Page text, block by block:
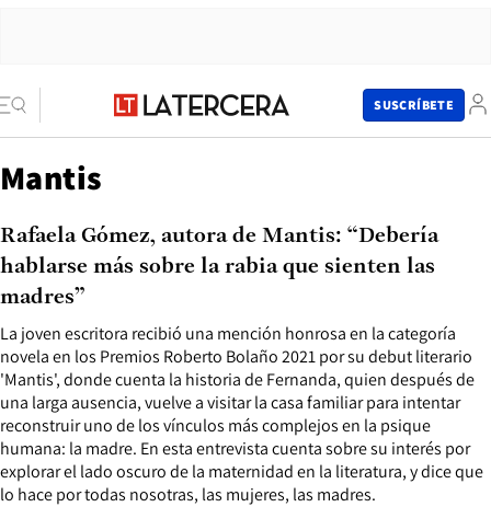
SUSCRÍBETE
Mantis
La joven escritora recibió una mención honrosa en la categoría
novela en los Premios Roberto Bolaño 2021 por su debut literario
'Mantis', donde cuenta la historia de Fernanda, quien después de
una larga ausencia, vuelve a visitar la casa familiar para intentar
reconstruir uno de los vínculos más complejos en la psique
humana: la madre. En esta entrevista cuenta sobre su interés por
explorar el lado oscuro de la maternidad en la literatura, y dice que
lo hace por todas nosotras, las mujeres, las madres.
Rafaela Gómez, autora de Mantis: “Debería
hablarse más sobre la rabia que sienten las
madres”